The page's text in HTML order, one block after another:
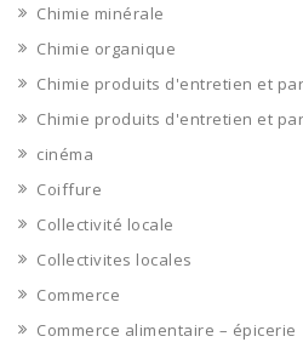
Chimie minérale
Chimie organique
Chimie produits d'entretien et
Chimie produits d'entretien et
cinéma
Coiffure
Collectivité locale
Collectivites locales
Commerce
Commerce alimentaire – épicerie